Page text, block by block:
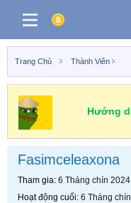
Trang Chủ Thành Viên
Hướng
Fasimceleaxona
Tham gia 6 Tháng chín 2024
Hoạt động cuối 6 Tháng